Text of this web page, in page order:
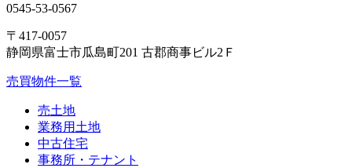
0545-53-0567
〒417-0057
静岡県富士市瓜島町201 古郡商事ビル2Ｆ
売買物件一覧
売土地
業務用土地
中古住宅
事務所・テナント